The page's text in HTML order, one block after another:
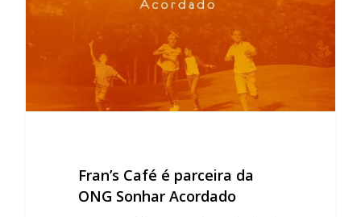
Fran’s Café é parceira da
ONG Sonhar Acordado